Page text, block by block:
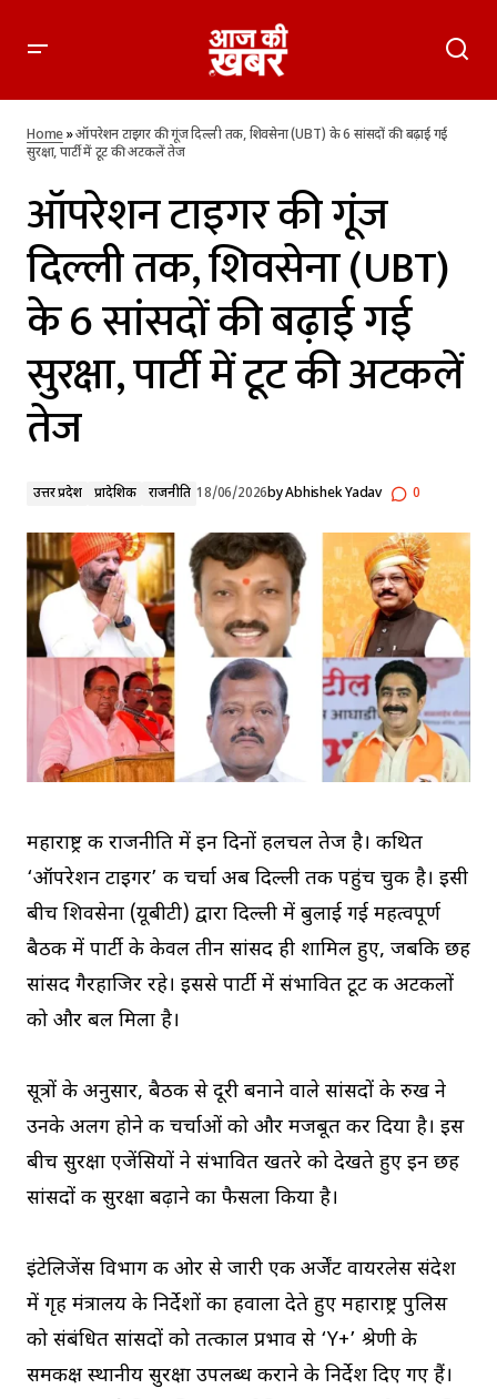
बढ़ाई गई सुरक्षा, पार्टी में टूट की अटकलें तेज
Home»ऑपरेशन टाइगर की गूंज दिल्ली तक, शिवसेना (UBT) के 6 सांसदों की बढ़ाई गई
सुरक्षा, पार्टी में टूट की अटकलें तेज
ऑपरेशन टाइगर की गूंज
दिल्ली तक, शिवसेना (UBT)
के 6 सांसदों की बढ़ाई गई
सुरक्षा, पार्टी में टूट की अटकलें
तेज
उत्तर प्रदेश प्रादेशिक राजनीति 18/06/2026byAbhishek Yadav 0
महाराष्ट्र की राजनीति में इन दिनों हलचल तेज है। कथित
‘ऑपरेशन टाइगर’ की चर्चा अब दिल्ली तक पहुंच चुकी है। इसी
बीच शिवसेना (यूबीटी) द्वारा दिल्ली में बुलाई गई महत्वपूर्ण
बैठक में पार्टी के केवल तीन सांसद ही शामिल हुए, जबकि छह
सांसद गैरहाजिर रहे। इससे पार्टी में संभावित टूट की अटकलों
को और बल मिला है।
सूत्रों के अनुसार, बैठक से दूरी बनाने वाले सांसदों के रुख ने
उनके अलग होने की चर्चाओं को और मजबूत कर दिया है। इस
बीच सुरक्षा एजेंसियों ने संभावित खतरे को देखते हुए इन छह
सांसदों की सुरक्षा बढ़ाने का फैसला किया है।
इंटेलिजेंस विभाग की ओर से जारी एक अर्जेंट वायरलेस संदेश
में गृह मंत्रालय के निर्देशों का हवाला देते हुए महाराष्ट्र पुलिस
को संबंधित सांसदों को तत्काल प्रभाव से ‘Y+’ श्रेणी के
समकक्ष स्थानीय सुरक्षा उपलब्ध कराने के निर्देश दिए गए हैं।